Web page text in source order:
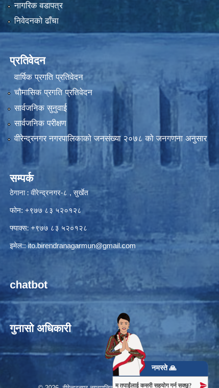
नागरिक वडापत्र
निवेदनको ढाँचा
प्रतिवेदन
वार्षिक प्रगति प्रतिवेदन
चौमासिक प्रगति प्रतिवेदन
सार्वजनिक सुनुवाई
सार्वजनिक परीक्षण
वीरेन्द्रनगर नगरपालिकाकाे जनसंख्या २०७८ काे जनगणना अनुसार
सम्पर्क
ठेगाना : वीरेन्द्रनगर-८ , सुर्खेत
फोन: +९७७ ८३ ५२०१२८
फ्याक्स: +९७७ ८३ ५२०१२८
इमेल::ito.birendranagarmun@gmail.com
chatbot
गुनासो अधिकारी
नमस्ते 🙏
म तपाईंलाई कसरी सहयोग गर्न सक्छु?